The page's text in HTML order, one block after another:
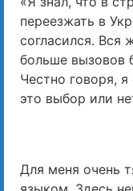
переезжать в
согласился. Вся
больше вызовов
Честно говоря,
это выбор или
Для меня очень